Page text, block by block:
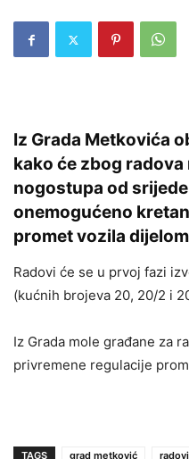
Iz Grada Metkovića
kako će zbog
nogostupa od
onemogućeno
promet vozila
Radovi će se u prvoj fazi
(kućnih brojeva 20, 20/2 i
Iz Grada mole građane za
privremene regulacije
TAGS grad metković radovi